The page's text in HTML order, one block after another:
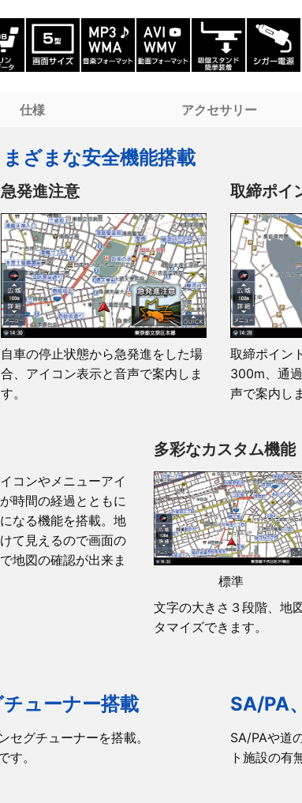
仕様 アクセサリー
ざまな安全機能搭載
急発進注意
自車の停止状態から急発進をした場
合、アイコン表示と音声で案内しま
す。
取締ポイ
取締ポイン
300m、通
声で案内し
コンやメニューアイ
時間の経過とともに
なる機能を搭載。地
て見えるので画面の
地図の確認が出来ま
多彩なカスタム機能
標準
文字の大きさ３段階、地
タマイズできます。
ューナー搭載
セグチューナーを搭載。
す。
SA/PA
SA/PAや道
ト施設の有
PZ-522
800×480
ワンセグ
–
micro SD / micro SDHCカード（8〜
–
–
AVI/WMV
MP3/WMA
JPG/PNG
-10℃〜+60℃
-20℃〜+70℃